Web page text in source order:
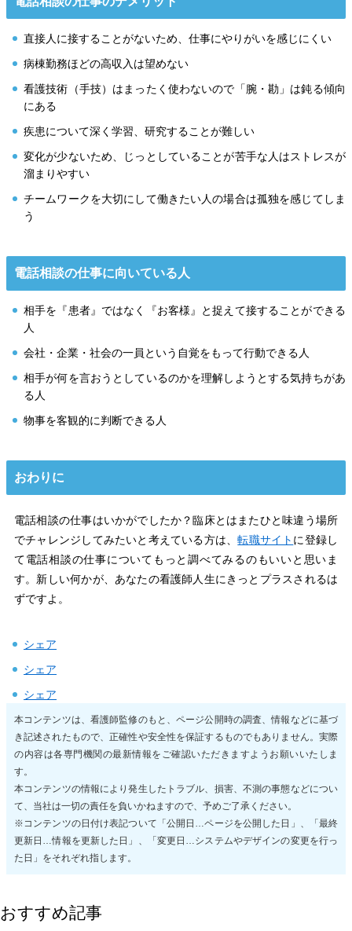
直接人に接することがないため、仕事にやりがいを感じにくい
病棟勤務ほどの高収入は望めない
看護技術（手技）はまったく使わないので「腕・勘」は鈍る傾向
にある
疾患について深く学習、研究することが難しい
変化が少ないため、じっとしていることが苦手な人はストレスが
溜まりやすい
チームワークを大切にして働きたい人の場合は孤独を感じてしま
う
電話相談の仕事に向いている人
相手を『患者』ではなく『お客様』と捉えて接することができる
人
会社・企業・社会の一員という自覚をもって行動できる人
相手が何を言おうとしているのかを理解しようとする気持ちがあ
る人
物事を客観的に判断できる人
おわりに
電話相談の仕事はいかがでしたか？臨床とはまたひと味違う場所
でチャレンジしてみたいと考えている方は、転職サイト に登録し
て電話相談の仕事についてもっと調べてみるのもいいと思いま
す。新しい何かが、あなたの看護師人生にきっとプラスされるは
ずですよ。
シェア
シェア
シェア
本コンテンツは、看護師監修のもと、ページ公開時の調査、情報などに基づ
き記述されたもので、正確性や安全性を保証するものでもありません。実際
の内容は各専門機関の最新情報をご確認いただきますようお願いいたしま
す。
本コンテンツの情報により発生したトラブル、損害、不測の事態などについ
て、当社は一切の責任を負いかねますので、予めご了承ください。
※コンテンツの日付け表記ついて「公開日…ページを公開した日」、「最終
更新日…情報を更新した日」、「変更日…システムやデザインの変更を行っ
た日」をそれぞれ指します。
おすすめ記事